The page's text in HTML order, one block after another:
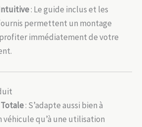
: Le guide inclus et les
permettent un montage
immédiatement de votre
: S’adapte aussi bien à
véhicule qu’à une utilisation